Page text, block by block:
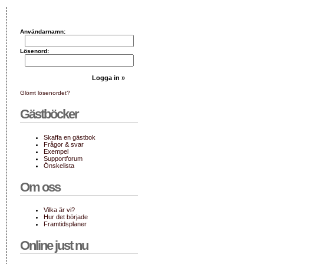
Användarnamn:
Lösenord:
Glömt lösenordet?
Gästböcker
Skaffa en gästbok
Frågor & svar
Exempel
Supportforum
Önskelista
Om oss
Vilka är vi?
Hur det började
Framtidsplaner
Online just nu